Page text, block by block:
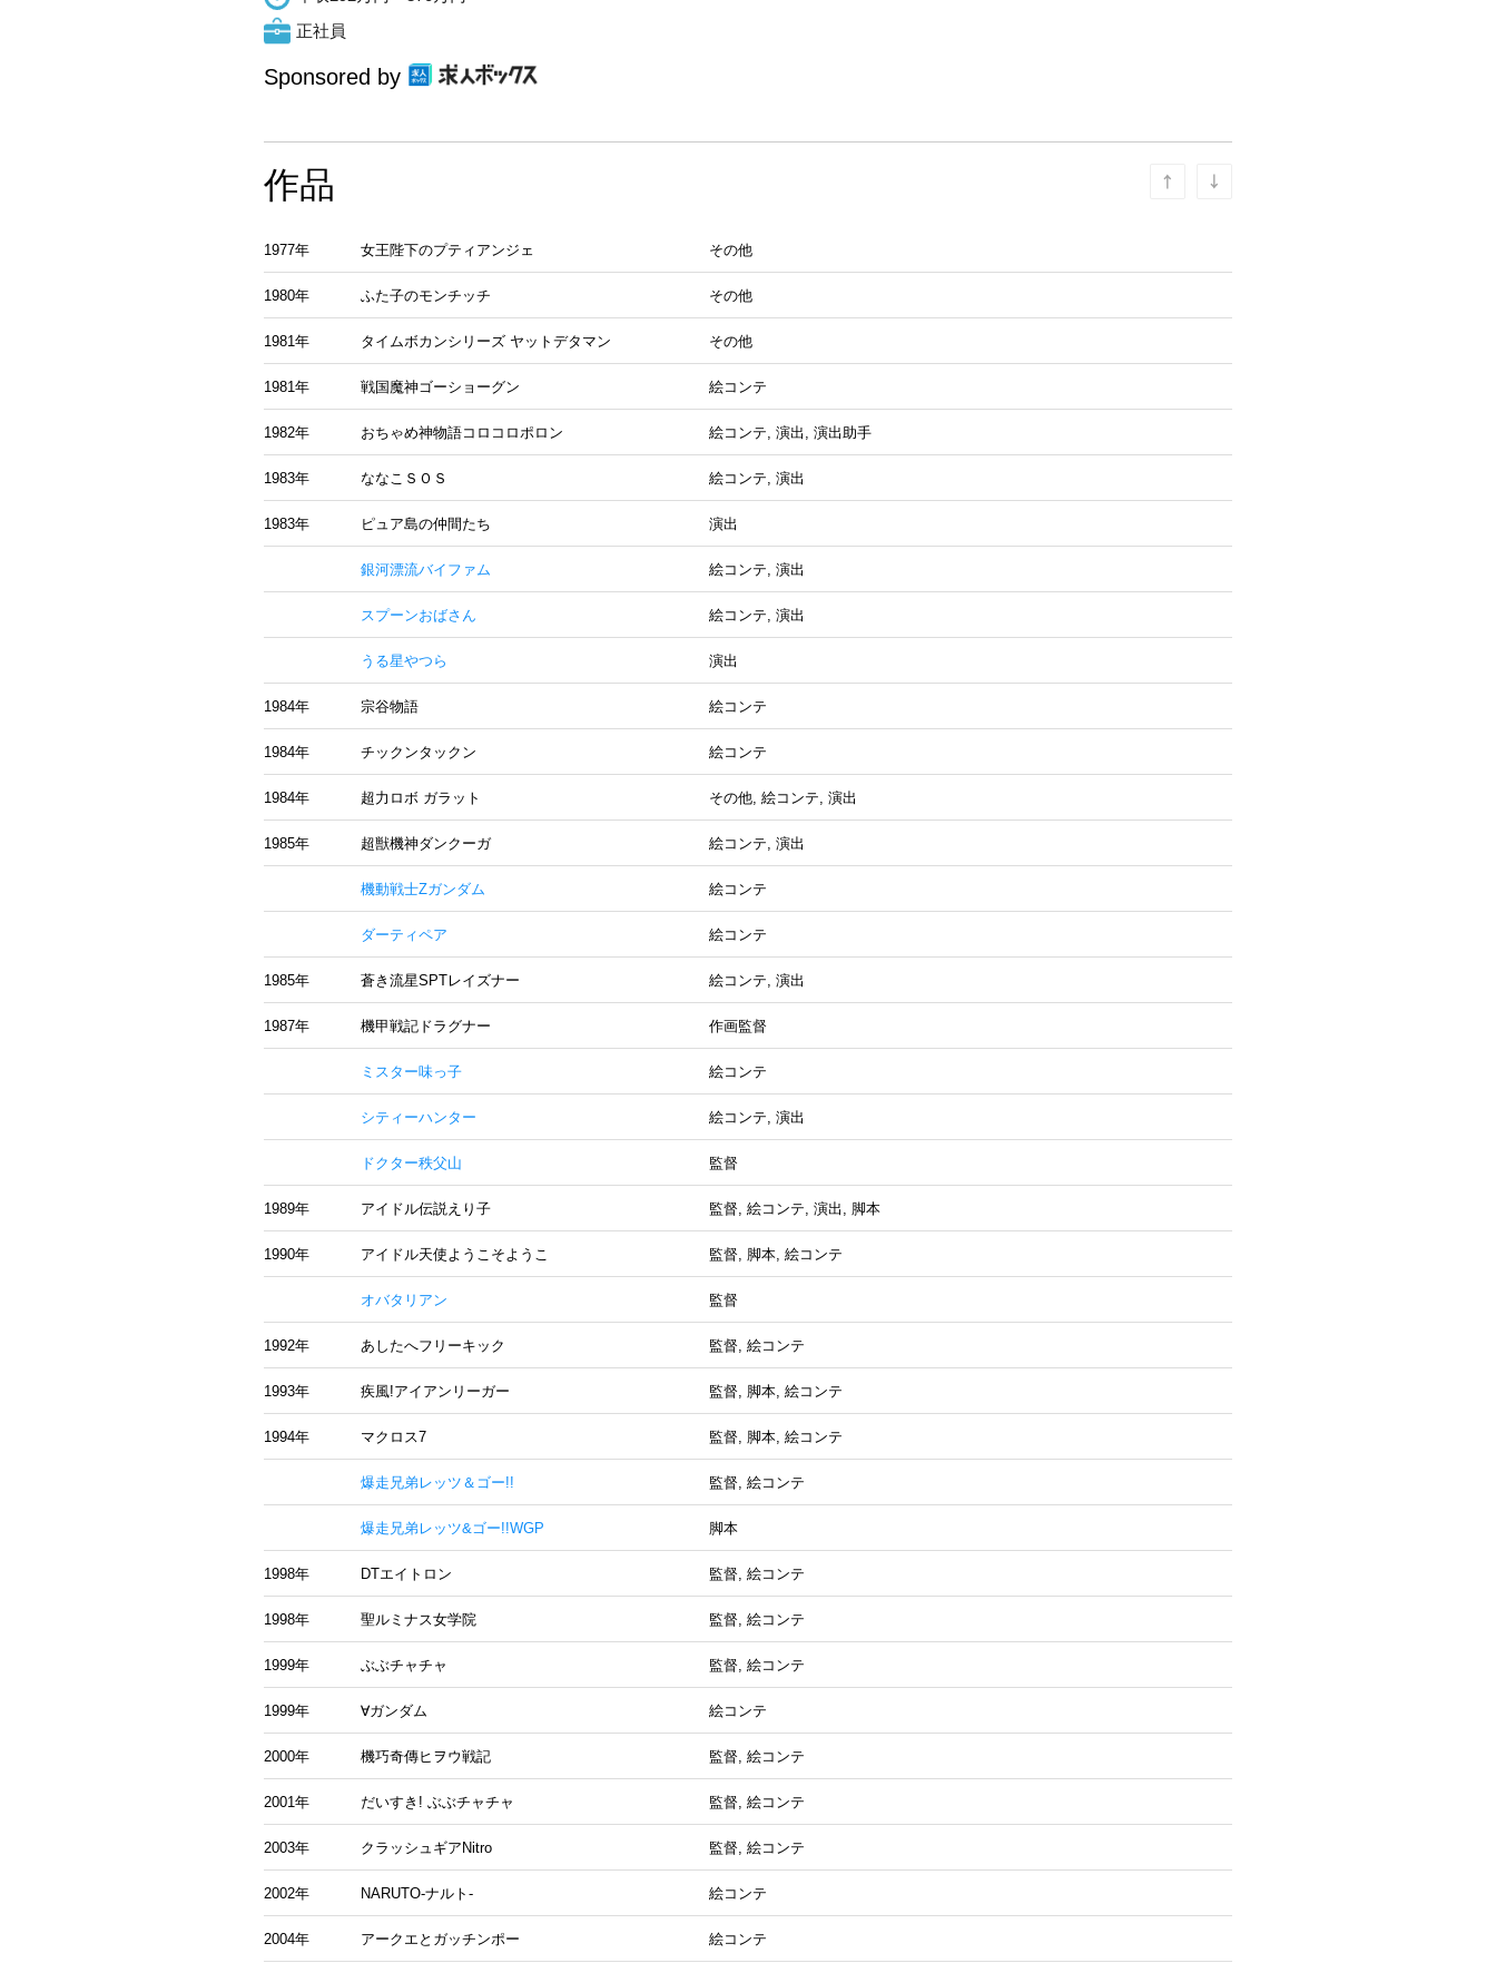
正社員
Sponsored by
作品
1977年 女王陛下のプティアンジェ その他
1980年 ふた子のモンチッチ その他
1981年 タイムボカンシリーズ ヤットデタマン その他
1981年 戦国魔神ゴーショーグン 絵コンテ
1982年 おちゃめ神物語コロコロポロン 絵コンテ, 演出, 演出助手
1983年 ななこＳＯＳ 絵コンテ, 演出
1983年 ピュア島の仲間たち 演出
銀河漂流バイファム 絵コンテ, 演出
スプーンおばさん 絵コンテ, 演出
うる星やつら 演出
1984年 宗谷物語 絵コンテ
1984年 チックンタックン 絵コンテ
1984年 超力ロボ ガラット その他, 絵コンテ, 演出
1985年 超獣機神ダンクーガ 絵コンテ, 演出
機動戦士Ζガンダム 絵コンテ
ダーティペア 絵コンテ
1985年 蒼き流星SPTレイズナー 絵コンテ, 演出
1987年 機甲戦記ドラグナー 作画監督
ミスター味っ子 絵コンテ
シティーハンター 絵コンテ, 演出
ドクター秩父山 監督
1989年 アイドル伝説えり子 監督, 絵コンテ, 演出, 脚本
1990年 アイドル天使ようこそようこ 監督, 脚本, 絵コンテ
オバタリアン 監督
1992年 あしたへフリーキック 監督, 絵コンテ
1993年 疾風!アイアンリーガー 監督, 脚本, 絵コンテ
1994年 マクロス7 監督, 脚本, 絵コンテ
爆走兄弟レッツ＆ゴー!! 監督, 絵コンテ
爆走兄弟レッツ&ゴー!!WGP 脚本
1998年 DTエイトロン 監督, 絵コンテ
1998年 聖ルミナス女学院 監督, 絵コンテ
1999年 ぶぶチャチャ 監督, 絵コンテ
1999年 ∀ガンダム 絵コンテ
2000年 機巧奇傳ヒヲウ戦記 監督, 絵コンテ
2001年 だいすき! ぶぶチャチャ 監督, 絵コンテ
2003年 クラッシュギアNitro 監督, 絵コンテ
2002年 NARUTO-ナルト- 絵コンテ
2004年 アークエとガッチンポー 絵コンテ